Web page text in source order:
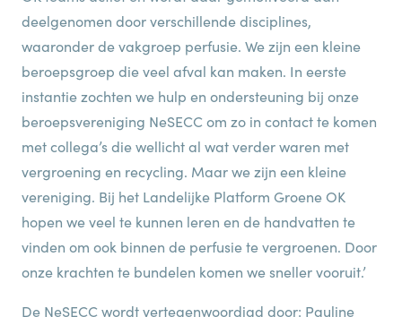
deelgenomen door verschillende disciplines,
waaronder de vakgroep perfusie. We zijn een kleine
beroepsgroep die veel afval kan maken. In eerste
instantie zochten we hulp en ondersteuning bij onze
beroepsvereniging NeSECC om zo in contact te komen
met collega’s die wellicht al wat verder waren met
vergroening en recycling. Maar we zijn een kleine
vereniging. Bij het Landelijke Platform Groene OK
hopen we veel te kunnen leren en de handvatten te
vinden om ook binnen de perfusie te vergroenen. Door
onze krachten te bundelen komen we sneller vooruit.’
De NeSECC wordt vertegenwoordigd door: Pauline